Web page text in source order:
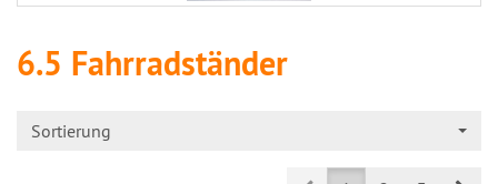
6.5 Fahrradständer
Sortierung